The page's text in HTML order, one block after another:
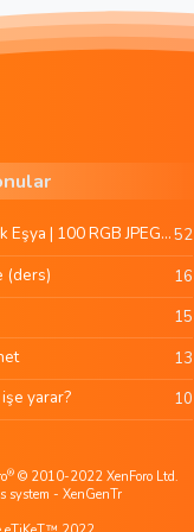
Giyim | Alışveriş | Hediyelik Eşya | 100 RGB JPEG Images | 5920x4420 Pixels | 501 MB52
(ders) 16
15
13
yarar? 10
® © 2010-2022 XenForo Ltd.
system - XenGenTr